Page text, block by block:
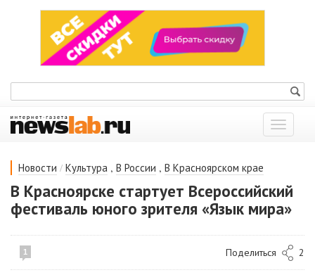
Показать
меню
Новости / Культура , В России , В Красноярском крае
В Красноярске стартует Всероссийский
фестиваль юного зрителя «Язык мира»
1 Поделиться 2